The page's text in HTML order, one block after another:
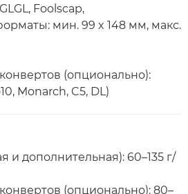
Foolscap,
мин. 99 x 148 мм, макс.
(опционально):
Monarch, C5, DL)
и дополнительная): 60–135 г/
(опционально): 80–